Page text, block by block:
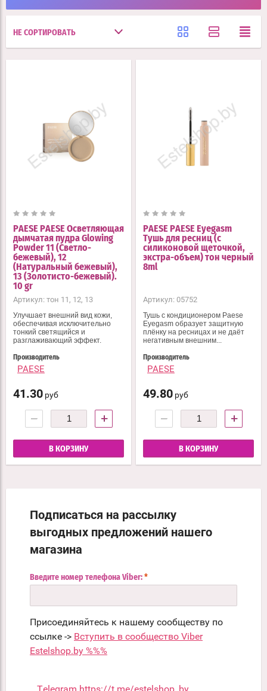
НЕ СОРТИРОВАТЬ
PAESE PAESE Осветляющая
дымчатая пудра Glowing
Powder 11 (Светло-
бежевый), 12
(Натуральный бежевый),
13 (Золотисто-бежевый).
10 gr
Артикул: тон 11, 12, 13
Улучшает внешний вид кожи,
обеспечивая исключительно
тонкий светящийся и
разглаживающий эффект.
Производитель
PAESE
41.30 руб
− +
В КОРЗИНУ
PAESE PAESE Eyegasm
Тушь для ресниц (с
силиконовой щеточкой,
экстра-объем) тон черный
8ml
Артикул: 05752
Тушь с кондиционером Paese
Eyegasm образует защитную
плёнку на ресницах и не даёт
негативным внешним...
Производитель
PAESE
49.80 руб
− +
В КОРЗИНУ
Подписаться на рассылку
выгодных предложений нашего
магазина
Введите номер телефона Viber: *
Присоединяйтесь к нашему сообществу по
ссылке -> Вступить в сообщество Viber
Estelshop.by %%%